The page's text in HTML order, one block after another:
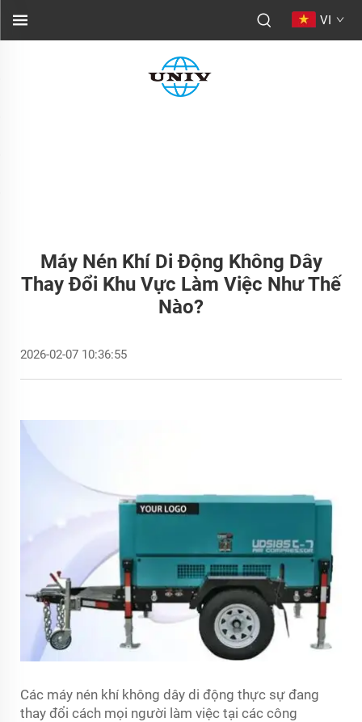
VI
Máy Nén Khí Di Động Không Dây
Thay Đổi Khu Vực Làm Việc Như Thế
Nào?
2026-02-07 10:36:55
Các máy nén khí không dây di động thực sự đang
thay đổi cách mọi người làm việc tại các công